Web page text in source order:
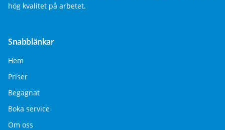
hög kvalitet på arbetet.
Snabblänkar
Hem
Priser
Begagnat
Boka service
Om oss